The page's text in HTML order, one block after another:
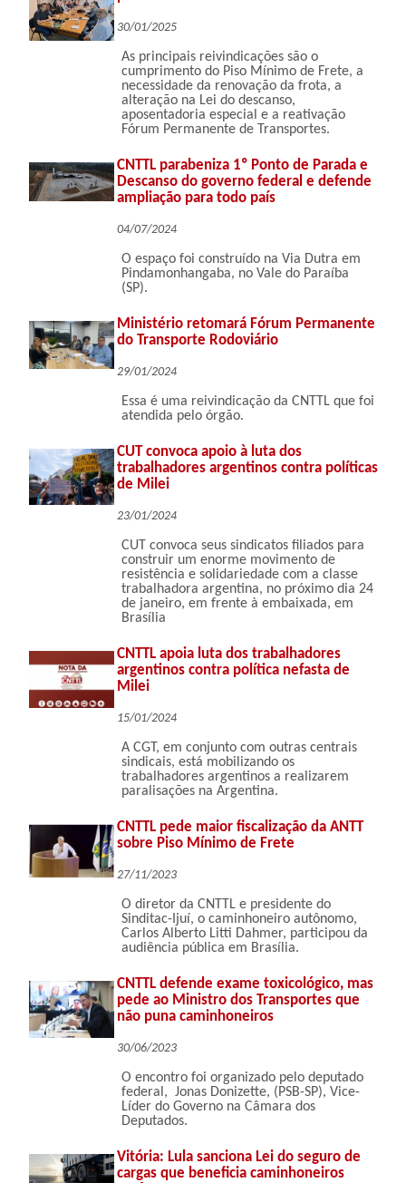
30/01/2025
As principais reivindicações são o
cumprimento do Piso Mínimo de Frete, a
necessidade da renovação da frota, a
alteração na Lei do descanso,
aposentadoria especial e a reativação
Fórum Permanente de Transportes.
CNTTL parabeniza 1º Ponto de Parada e
Descanso do governo federal e defende
ampliação para todo país
04/07/2024
O espaço foi construído na Via Dutra em
Pindamonhangaba, no Vale do Paraíba
(SP).
Ministério retomará Fórum Permanente
do Transporte Rodoviário
29/01/2024
Essa é uma reivindicação da CNTTL que foi
atendida pelo órgão.
CUT convoca apoio à luta dos
trabalhadores argentinos contra políticas
de Milei
23/01/2024
CUT convoca seus sindicatos filiados para
construir um enorme movimento de
resistência e solidariedade com a classe
trabalhadora argentina, no próximo dia 24
de janeiro, em frente à embaixada, em
Brasília
CNTTL apoia luta dos trabalhadores
argentinos contra política nefasta de
Milei
15/01/2024
A CGT, em conjunto com outras centrais
sindicais, está mobilizando os
trabalhadores argentinos a realizarem
paralisações na Argentina.
CNTTL pede maior fiscalização da ANTT
sobre Piso Mínimo de Frete
27/11/2023
O diretor da CNTTL e presidente do
Sinditac-Ijuí, o caminhoneiro autônomo,
Carlos Alberto Litti Dahmer, participou da
audiência pública em Brasília.
CNTTL defende exame toxicológico, mas
pede ao Ministro dos Transportes que
não puna caminhoneiros
30/06/2023
O encontro foi organizado pelo deputado
federal, Jonas Donizette, (PSB-SP), Vice-
Líder do Governo na Câmara dos
Deputados.
Vitória: Lula sanciona Lei do seguro de
cargas que beneficia caminhoneiros